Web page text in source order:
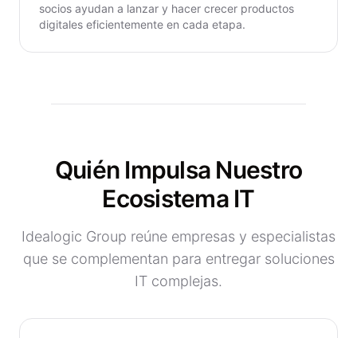
socios ayudan a lanzar y hacer crecer productos
digitales eficientemente en cada etapa.
Quién Impulsa Nuestro
Ecosistema IT
Idealogic Group reúne empresas y especialistas
que se complementan para entregar soluciones
IT complejas.